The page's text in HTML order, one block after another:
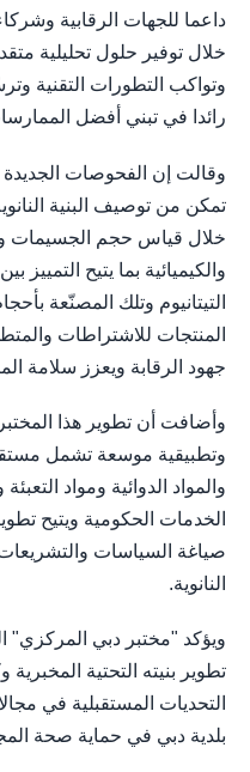
داعما للجهات الرقابية
خلال توفير حلول تحليلية
وتواكب التطورات التقنية
رائدا في تبني أفضل
وقالت إن الفحوصات الجديدة
تمكن من توصيف البنية
خلال قياس حجم الجسيمات
والكيميائية بما يتيح التمييز
التيتانيوم وتلك المصنّعة
المنتجات للاشتراطات
جهود الرقابة ويعزز سلامة
وأضافت أن تطوير هذا
وتطبيقية موسعة تشمل
والمواد الدوائية ومواد
الخدمات الحكومية ويتيح
صياغة السياسات
النانوية.
ويؤكد "مختبر دبي المركزي"
تطوير بنيته التحتية
التحديات المستقبلية في
بلدية دبي في حماية صحة